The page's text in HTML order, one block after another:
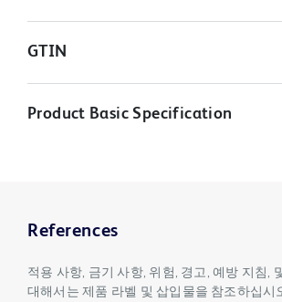
GTIN
Product Basic Specification
References
적용 사항, 금기 사항, 위험, 경고, 예방 지침,
대해서는 제품 라벨 및 삽입물을 참조하십시